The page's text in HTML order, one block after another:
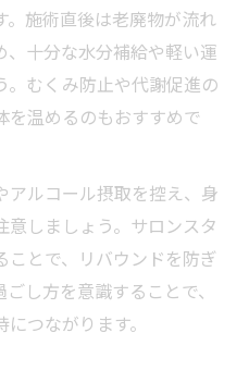
施術直後は老廃物が流れ
十分な水分補給や軽い運
むくみ防止や代謝促進の
を温めるのもおすすめで
アルコール摂取を控え、身
しましょう。サロンスタ
ことで、リバウンドを防ぎ
し方を意識することで、
つながります。